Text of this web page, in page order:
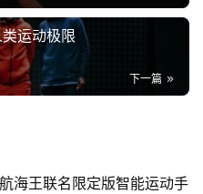
运动极限
下一篇
海王联名限定版智能运动手